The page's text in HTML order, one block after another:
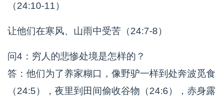
（24:10-11）
让他们在寒风、山雨中受苦（24:7-8）
问4：穷人的悲惨处境是怎样的？
答：他们为了养家糊口，像野驴一样到处奔波觅食
（24:5），夜里到田间偷收谷物（24:6），赤身露